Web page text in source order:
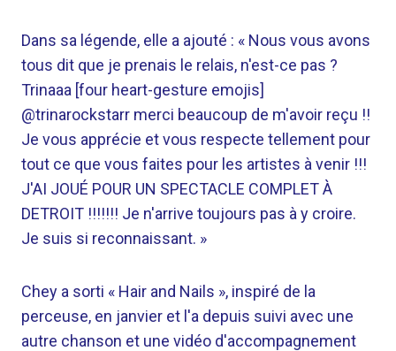
Dans sa légende, elle a ajouté : « Nous vous avons
tous dit que je prenais le relais, n'est-ce pas ?
Trinaaa [four heart-gesture emojis]
@trinarockstarr merci beaucoup de m'avoir reçu !!
Je vous apprécie et vous respecte tellement pour
tout ce que vous faites pour les artistes à venir !!!
J'AI JOUÉ POUR UN SPECTACLE COMPLET À
DETROIT !!!!!!! Je n'arrive toujours pas à y croire.
Je suis si reconnaissant. »
Chey a sorti « Hair and Nails », inspiré de la
perceuse, en janvier et l'a depuis suivi avec une
autre chanson et une vidéo d'accompagnement